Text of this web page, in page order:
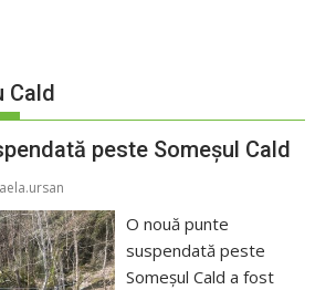
Cald
peste Someșul Cald
O nouă punte
suspendată peste
Someșul Cald a fost